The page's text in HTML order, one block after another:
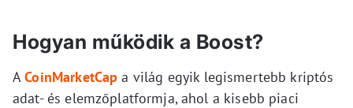
Hogyan működik a Boost?
ACoinMarketCap a világ egyik legismertebb kriptós
adat- és elemzőplatformja, ahol a kisebb piaci